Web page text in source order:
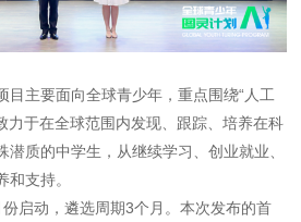
目主要面向全球青少年，重点围绕“人工
力于在全球范围内发现、跟踪、培养在科
质的中学生，从继续学习、创业就业、
支持。
启动，遴选周期3个月。本次发布的首